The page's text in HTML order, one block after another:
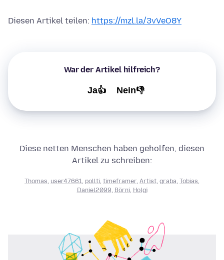
Diesen Artikel teilen: https://mzl.la/3vVeO8Y
War der Artikel hilfreich?
Ja👍 Nein👎
Diese netten Menschen haben geholfen, diesen
Artikel zu schreiben:
Thomas user47661 pollti timeframer, Artist graba Tobias
Daniel2099 Börni, Holgi